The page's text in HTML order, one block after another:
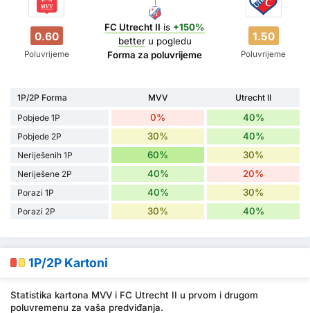
0.60
Poluvrijeme
FC Utrecht II is +150%
betteru pogledu
Forma za poluvrijeme
1.50
Poluvrijeme
1P/2P Forma MVV
Utrecht II
Pobjede 1P
0% 40%
Pobjede 2P 30% 40%
Neriješenih 1P 60% 30%
Neriješene 2P 40% 20%
Porazi 1P 40% 30%
Porazi 2P 30% 40%
1P/2P Kartoni
Statistika kartona MVV i FC Utrecht II u prvom i drugom
poluvremenu za vaša predviđanja.